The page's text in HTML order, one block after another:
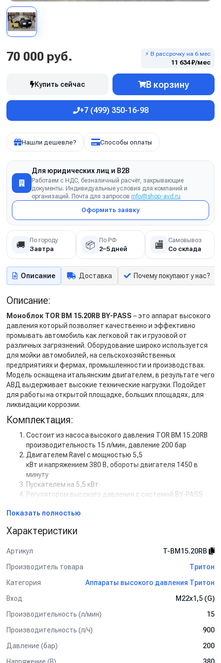
70 000 руб. ⚡ В рассрочку на 6 мес
11 634 ₽/мес
Купить сейчас В корзину
+7 (499) 350-16-98
Нашли дешевле? Способы оплаты
Для юридических лиц и B2B
Работаем с НДС, безналичный расчёт, закрывающие
документы. Индивидуальные условия для компаний и
организаций. Почта для запросов info@shop-avd.ru
Оформить заявку
🚚 По городу
Завтра 📦 По РФ
2–5 дней 🏬 Самовывоз
Со склада
Описание Доставка Почему покупают у нас?
Описание:
Моноблок TOR BM 15.20RB BY-PASS – это аппарат высокого
давления который позволяет качественно и эффективно
промывать автомобиль как легковой так и грузовой от
различных загрязнений. Оборудование широко используется
для мойки автомобилей, на сельскохозяйственных
предприятиях и фермах, промышленности и производствах.
Модель оснащена итальянским двигателем, в результате чего
АВД выдерживает высокие технические нагрузки. Подойдет
для работы на открытой площадке, больших площадях, для
ликвидации коррозии.
Комплектация:
Состоит из насоса высокого давления TOR BM 15.20RB
производительность 15 л/мин, давление 200 бар
Двигателем Ravel с мощностью 5,5
кВт и напряжением 380 В, обороты двигателя 1450 в
минуту
Пускателем на 5,5 кВт
Регулятором высокого давления с системой BY-PASS
Дополнительная комплектация:
Задержка выключения двигателя с таймером (от 5 сек
Кнопкой на 12В для установки на стену.
Рама настенная
Барабан для шланга от 10 м до 50 м
Турбофреза
Показать полностью
Характеристики
Артикул
T-BM15.20RB
Производитель товара
Тритон
Категория
Аппараты высокого давления Тритон
Вход
M22х1,5 (G)
Производительность (л/мин)
15
Производительность (л/ч)
900
Давление (бар)
200
Напряжение (В)